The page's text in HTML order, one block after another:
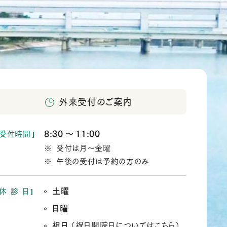
外来受付のご案内
付時間
8:30
か
ら
11:00
受付は月～金曜
午後の受付は予約の方のみ
診 日 土曜
日曜